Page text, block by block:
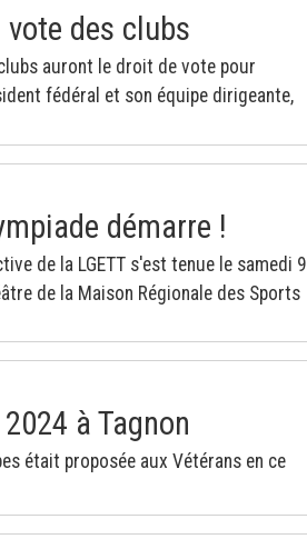
vote des clubs
auront le droit de vote pour
fédéral et son équipe dirigeante,
démarre !
de la LGETT s'est tenue le samedi 9
de la Maison Régionale des Sports
à Tagnon
était proposée aux Vétérans en ce